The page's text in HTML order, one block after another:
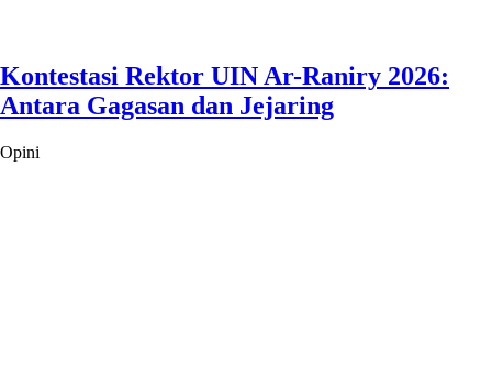
Kontestasi Rektor UIN Ar-Raniry 2026:
Antara Gagasan dan Jejaring
Opini